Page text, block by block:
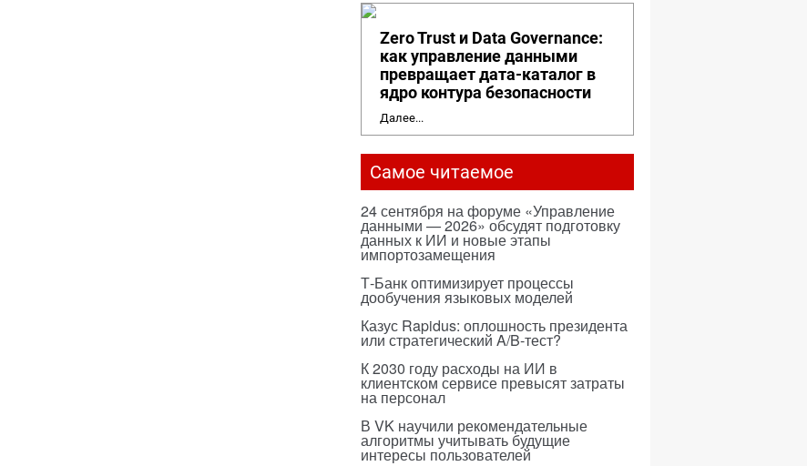
Zero Trust и Data Governance:
как управление данными
превращает дата-каталог в
ядро контура безопасности
Далее...
Самое читаемое
24 сентября на форуме «Управление
данными — 2026» обсудят подготовку
данных к ИИ и новые этапы
импортозамещения
Т-Банк оптимизирует процессы
дообучения языковых моделей
Казус Rapidus: оплошность президента
или стратегический A/B-тест?
К 2030 году расходы на ИИ в
клиентском сервисе превысят затраты
на персонал
В VK научили рекомендательные
алгоритмы учитывать будущие
интересы пользователей